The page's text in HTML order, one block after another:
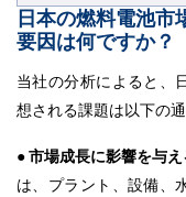
日本の燃料電池市
要因は何ですか？
当社の分析によると、
想される課題は以下の
● 市場成長に影響を与
は、プラント、設備、